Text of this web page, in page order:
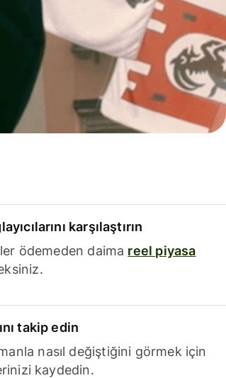
karşılaştırın
ödemeden daima reel piyasa
takip edin
nasıl değiştiğini görmek için
kaydedin.